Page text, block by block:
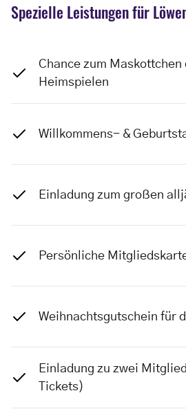
Spezielle Leistungen für
Chance zum Maskottchen
Heimspielen
Willkommens- &
Einladung zum großen
Persönliche
Weihnachtsgutschein für
Einladung zu zwei
Tickets)